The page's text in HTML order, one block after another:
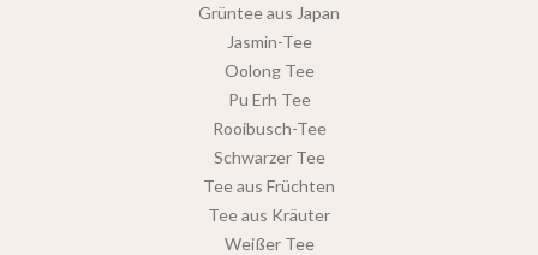
Grüntee aus Japan
Jasmin-Tee
Oolong Tee
Pu Erh Tee
Rooibusch-Tee
Schwarzer Tee
Tee aus Früchten
Tee aus Kräuter
Weißer Tee